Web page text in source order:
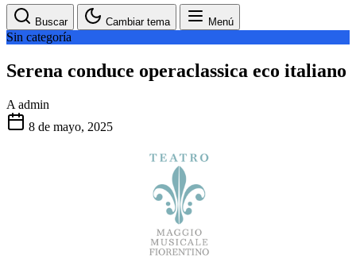
Buscar Cambiar tema Menú
Sin categoría
Serena conduce operaclassica eco italiano
A admin
8 de mayo, 2025